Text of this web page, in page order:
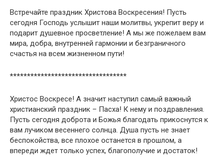
Встречайте праздник Христова Воскресения! Пусть
сегодня Господь услышит наши молитвы, укрепит веру и
подарит душевное просветление! А мы же пожелаем вам
мира, добра, внутренней гармонии и безграничного
счастья на всем жизненном пути!
**********************************
Христос Воскресе! А значит наступил самый важный
христианский праздник – Пасха! К нему и поздравления.
Пусть сегодня доброта и Божья благодать прикоснутся к
вам лучиком весеннего солнца. Душа пусть не знает
беспокойства, все плохое останется в прошлом, а
впереди ждет только успех, благополучие и достаток!